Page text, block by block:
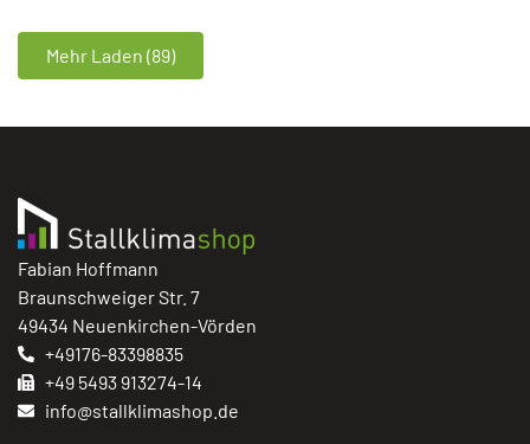
Mehr Laden (89)
Fabian Hoffmann
Braunschweiger Str. 7
49434 Neuenkirchen-Vörden
+49176-83398835
+49 5493 913274-14
info@stallklimashop.de